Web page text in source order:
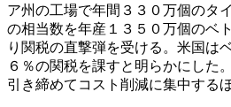
ア州の工場で年間３３０万個のタ
の相当数を年産１３５０万個のベ
り関税の直撃弾を受ける。米国は
６％の関税を課すと明らかにした
引き締めてコスト削減に集中する